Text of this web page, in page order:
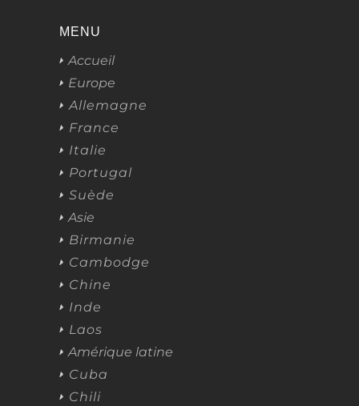
MENU
Accueil
Europe
Allemagne
France
Italie
Portugal
Suède
Asie
Birmanie
Cambodge
Chine
Inde
Laos
Amérique latine
Cuba
Chili